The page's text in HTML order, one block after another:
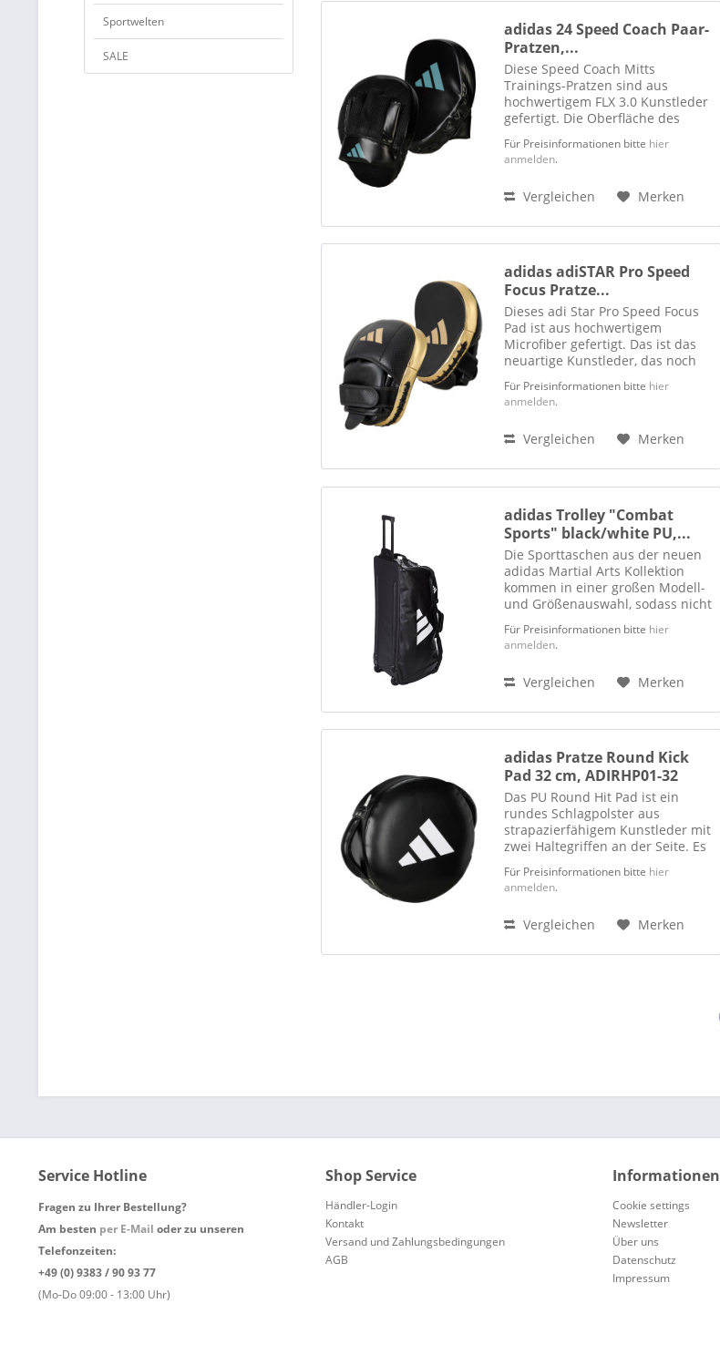
Sportwelten
SALE
adidas 24 Speed Coach Paar-
Pratzen,...
Diese Speed Coach Mitts
Trainings-Pratzen sind aus
hochwertigem FLX 3.0 Kunstleder
gefertigt. Die Oberfläche des
adidas Climacool Mesh-Material.
Das Handpad ist mit EVA-Schaum
Für Preisinformationen bitte hier
anmelden.
Vergleichen Merken
adidas adiSTAR Pro Speed
Focus Pratze...
Dieses adi Star Pro Speed Focus
Pad ist aus hochwertigem
Microfiber gefertigt. Das ist das
neuartige Kunstleder, das noch
verhält. Da adidas im Zuge von
Sustainability und
auf...
Für Preisinformationen bitte hier
anmelden.
Vergleichen Merken
adidas Trolley "Combat
Sports" black/white PU,...
Die Sporttaschen aus der neuen
adidas Martial Arts Kollektion
kommen in einer großen Modell-
und Größenauswahl, sodass nicht
Freude daran haben werden. Alle
Modelle sind aus hochgradig
Für Preisinformationen bitte hier
anmelden.
Vergleichen Merken
adidas Pratze Round Kick
Pad 32 cm, ADIRHP01-32
Das PU Round Hit Pad ist ein
rundes Schlagpolster aus
strapazierfähigem Kunstleder mit
zwei Haltegriffen an der Seite. Es
cm Durchmesser erhältlich.
Für Preisinformationen bitte hier
anmelden.
Vergleichen Merken
Service Hotline
Fragen zu Ihrer Bestellung?
Am besten per E-Mail oder zu unseren
Telefonzeiten:
+49 (0) 9383 / 90 93 77
(Mo-Do 09:00 - 13:00 Uhr)
Shop Service
Händler-Login
Kontakt
Versand und Zahlungsbedingungen
AGB
Informationen
Cookie settings
Newsletter
Über uns
Datenschutz
Impressum